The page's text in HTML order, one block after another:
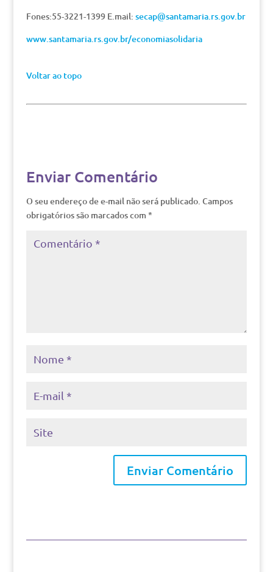
Fones:55-3221-1399 E.mail: secap@santamaria.rs.gov.br
www.santamaria.rs.gov.br/economiasolidaria
Voltar ao topo
Enviar Comentário
O seu endereço de e-mail não será publicado. Campos
obrigatórios são marcados com *